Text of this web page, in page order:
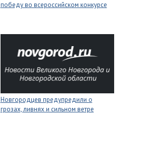
победу во всероссийском конкурсе
Новгородцев предупредили о
грозах, ливнях и сильном ветре